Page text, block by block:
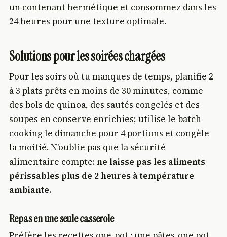
un contenant hermétique et consommez dans les
24 heures pour une texture optimale.
Solutions pour les soirées chargées
Pour les soirs où tu manques de temps, planifie 2
à 3 plats prêts en moins de 30 minutes, comme
des bols de quinoa, des sautés congelés et des
soupes en conserve enrichies; utilise le batch
cooking le dimanche pour 4 portions et congèle
la moitié. N'oublie pas que la sécurité
alimentaire compte:ne laisse pas les aliments
périssables plus de 2 heures à température
ambiante.
Repas en une seule casserole